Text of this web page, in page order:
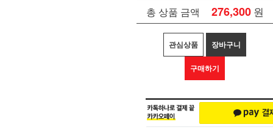
총 상품 금액 276,300 원
관심상품 장바구니
구매하기